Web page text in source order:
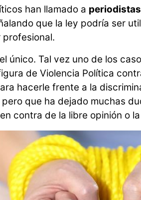
han llamado a periodistas
que la ley podría ser
profesional.
único. Tal vez uno de los
de Violencia Política
hacerle frente a la
que ha dejado muchas
contra de la libre opinión o